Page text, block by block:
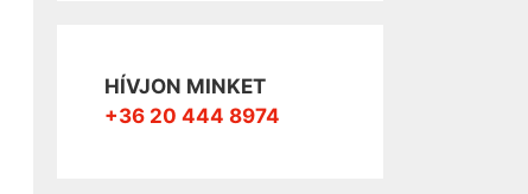
HÍVJON MINKET
+36 20 444 8974